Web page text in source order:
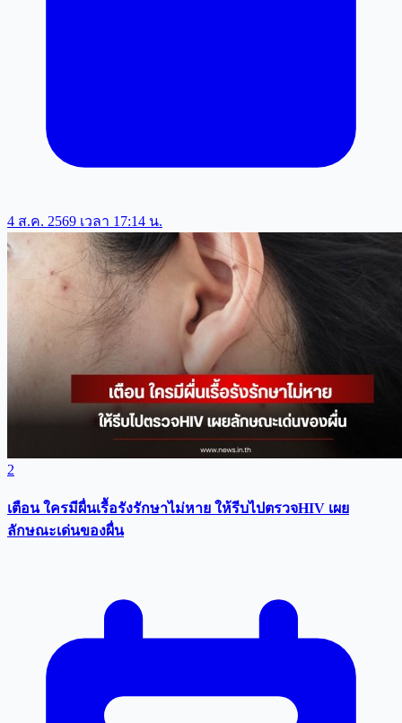
4 ส.ค. 2569 เวลา 17:14 น.
2
เตือน ใครมีผื่นเรื้อรังรักษาไม่หาย ให้รีบไปตรวจHIV เผย
ลักษณะเด่นของผื่น